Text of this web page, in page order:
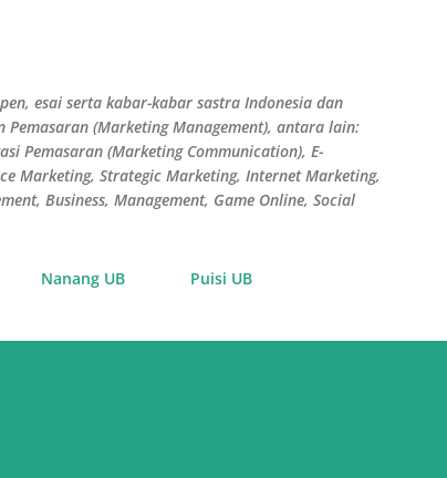
esai serta kabar-kabar sastra Indonesia dan
(Marketing Management), antara lain:
Pemasaran (Marketing Communication), E-
Marketing, Strategic Marketing, Internet Marketing,
Business, Management, Game Online, Social
Nanang UB Puisi UB